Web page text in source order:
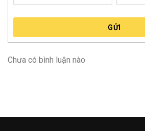
GỬI
Chưa có bình luận nào